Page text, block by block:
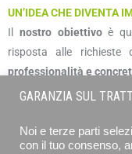
UN’IDEA CHE DIVENTA
Il nostro obiettivoè
risposta alle richieste
professionalità e
GARANZIA SUL
Noi e terze parti
con il tuo consenso,